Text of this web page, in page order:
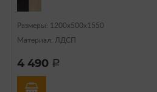
Размеры: 1200х500х1550
Материал: ЛДСП
4 490 a